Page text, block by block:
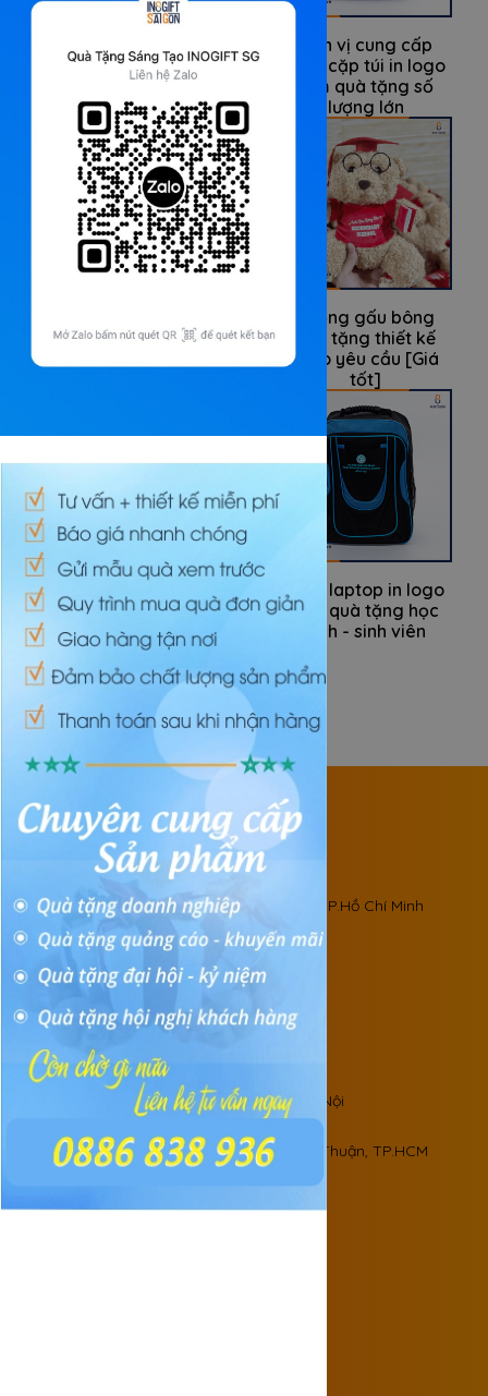
biểu trưng thiết kế
theo yêu cầu [Giá
tốt]
Đơn vị cung cấp
balo cặp túi in logo
làm quà tặng số
lượng lớn
logo làm quà tặng
nhân viên văn phòng
Xưởng gấu bông
quà tặng thiết kế
theo yêu cầu [Giá
tốt]
Gấu bông in logo giá
tốt làm quà tặng
tuyển sinh
Balo laptop in logo
làm quà tặng học
sinh - sinh viên
QUÀ TẶNG SÁNG TẠO SÀI GÒN
MST: 0312084414
Trụ sở chính:
 33 Cộng Hòa, Phường Tân Sơn Nhất, TP.Hồ Chí Minh
 028 3811 8480
0941 46 9229
quatangsg@gmail.com
Chi nhánh Miền Bắc
Ngõ 68 Thôn Giang Cao, xã Bát Tràng, Hà Nội
Số 87/3 đường ĐHT18, Phường Đông Hưng Thuận, TP.HCM